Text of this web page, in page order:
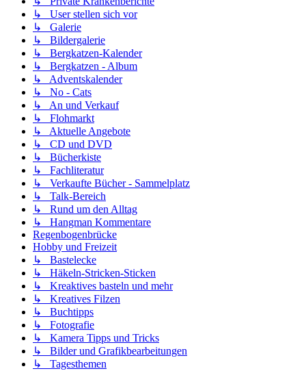
↳ User stellen sich vor
↳ Galerie
↳ Bildergalerie
↳ Bergkatzen-Kalender
↳ Bergkatzen - Album
↳ Adventskalender
↳ No - Cats
↳ An und Verkauf
↳ Flohmarkt
↳ Aktuelle Angebote
↳ CD und DVD
↳ Bücherkiste
↳ Fachliteratur
↳ Verkaufte Bücher - Sammelplatz
↳ Talk-Bereich
↳ Rund um den Alltag
↳ Hangman Kommentare
Regenbogenbrücke
Hobby und Freizeit
↳ Bastelecke
↳ Häkeln-Stricken-Sticken
↳ Kreaktives basteln und mehr
↳ Kreatives Filzen
↳ Buchtipps
↳ Fotografie
↳ Kamera Tipps und Tricks
↳ Bilder und Grafikbearbeitungen
↳ Tagesthemen